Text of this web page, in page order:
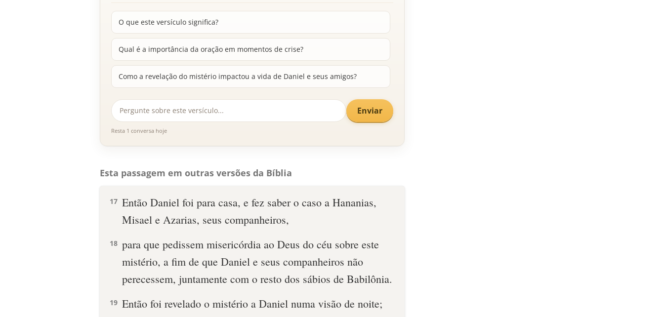
O que este versículo significa?
Qual é a importância da oração em momentos de crise?
Como a revelação do mistério impactou a vida de Daniel e seus amigos?
Enviar
Resta 1 conversa hoje
Esta passagem em outras versões da Bíblia
17 Então Daniel foi para casa, e fez saber o caso a Hananias,
Misael e Azarias, seus companheiros,
18 para que pedissem misericórdia ao Deus do céu sobre este
mistério, a fim de que Daniel e seus companheiros não
perecessem, juntamente com o resto dos sábios de Babilônia.
19 Então foi revelado o mistério a Daniel numa visão de noite;